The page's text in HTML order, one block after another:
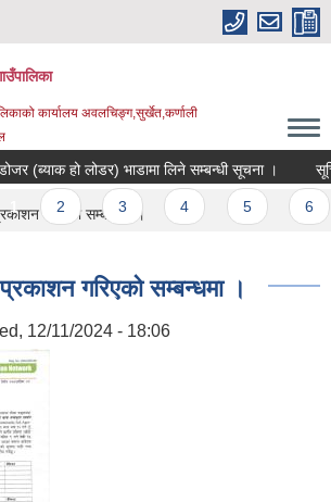
कार्यालय अवलचिङ्ग,सुर्खेत,कर्णाली
(ब्याक हो लोडर) भाडामा लिने सम्बन्धी सूचना ।
2 3
गरिएको सम्बन्धमा ।
गरिएको सम्बन्धमा ।
12/11/2024 - 18:06